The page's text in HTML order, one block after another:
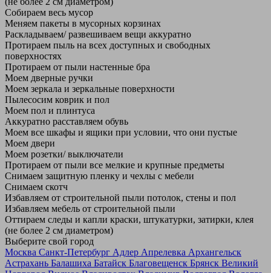
Собираем весь мусор
Меняем пакеты в мусорных корзинах
Раскладываем/ развешиваем вещи аккуратно
Протираем пыль на всех доступных и свободных
поверхностях
Протираем от пыли настенные бра
Моем дверные ручки
Моем зеркала и зеркальные поверхности
Пылесосим коврик и пол
Моем пол и плинтуса
Аккуратно расставляем обувь
Моем все шкафы и ящики при условии, что они пустые
Моем двери
Моем розетки/ выключатели
Протираем от пыли все мелкие и крупные предметы
Снимаем защитную пленку и чехлы с мебели
Снимаем скотч
Избавляем от строительной пыли потолок, стены и пол
Избавляем мебель от строительной пыли
Оттираем следы и капли краски, штукатурки, затирки, клея
(не более 2 см диаметром)
Выберите свой город
Москва Санкт-Петербург Адлер Апрелевка Архангельск
Астрахань Балашиха Батайск Благовещенск Брянск Великий